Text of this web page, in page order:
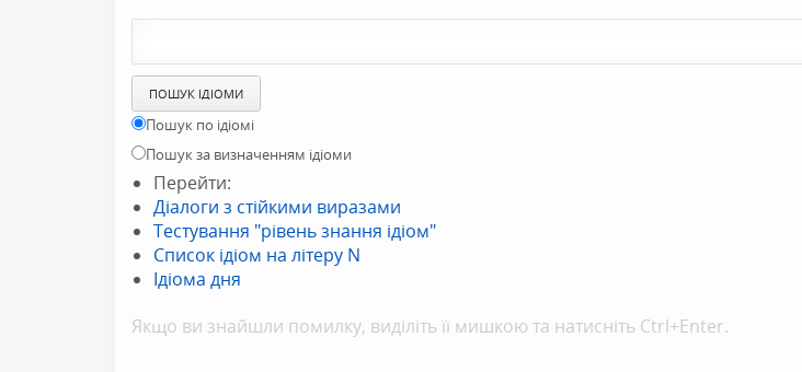
Пошук по ідіомі
Пошук за визначенням ідіоми
Перейти:
Діалоги з стійкими виразами
Тестування "рівень знання ідіом"
Список ідіом на літеру N
Ідіома дня
Якщо ви знайшли помилку, видiлiть її мишкою та натисніть Ctrl+Enter.